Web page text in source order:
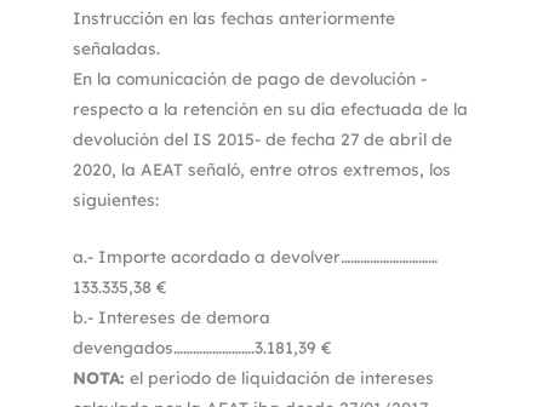
Instrucción en las fechas anteriormente
señaladas.
En la comunicación de pago de devolución -
respecto a la retención en su día efectuada de la
devolución del IS 2015- de fecha 27 de abril de
2020, la AEAT señaló, entre otros extremos, los
siguientes:
a.- Importe acordado a devolver…………………………
133.335,38 €
b.- Intereses de demora
devengados…………………….3.181,39 €
NOTA: el periodo de liquidación de intereses